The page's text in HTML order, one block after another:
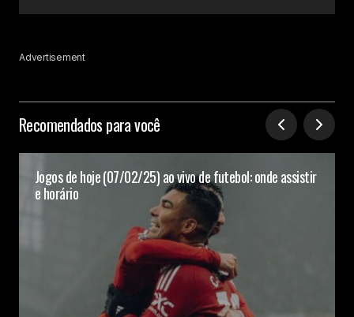
Advertisement
Recomendados para você
Jogos de hoje (07/02/25) ao vivo de futebol: onde assistir
e horário